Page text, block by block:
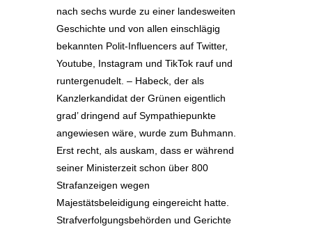
nach sechs wurde zu einer landesweiten
Geschichte und von allen einschlägig
bekannten Polit-Influencers auf Twitter,
Youtube, Instagram und TikTok rauf und
runtergenudelt. – Habeck, der als
Kanzlerkandidat der Grünen eigentlich
grad’ dringend auf Sympathiepunkte
angewiesen wäre, wurde zum Buhmann.
Erst recht, als auskam, dass er während
seiner Ministerzeit schon über 800
Strafanzeigen wegen
Majestätsbeleidigung eingereicht hatte.
Strafverfolgungsbehörden und Gerichte